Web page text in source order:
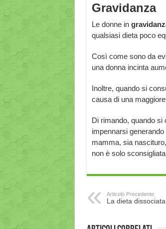
Gravidanza
Le donne in
qualsiasi dieta poco
Così come sono da
una donna incinta
Inoltre, quando si
causa di una
Di rimando, quando si
impennarsi
mamma, sia
non è solo
Articolo Precedente
La dieta